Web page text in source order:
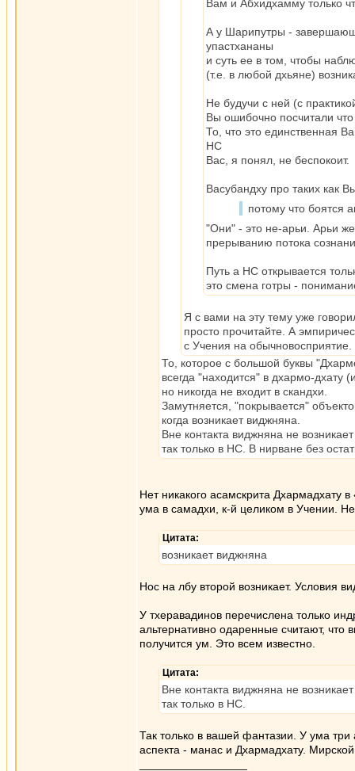
Вам и Абхидхамму только
А у Шарипутры -
упастхананы
и суть ее в том, чтобы
(т.е. в любой дхьяне)
Не будучи с ней (с
Вы ошибочно посчитали
То, что это единственная
НС
Вас, я понял, не беспокоит.
Васубандху про таких как
потому что боятся
"Они" - это не-арьи. Арьи
прерыванию потока
Путь а НС открывается
это смена готры -
Я с вами на эту тему уже
просто прочитайте. А
с Учения на обычновосприятие.
То, которое с большой буквы
всегда "находится" в дхармо-дхату
но никогда не входит в скандхи.
Замутняется, "покрывается"
когда возникает виджняна.
Вне контакта виджняна не
так только в НС. В нирване без
Нет никакого асамскрита Дхармадхату
ума в самадхи, к-й целиком в Учении.
Цитата:
возникает виджняна
Нос на лбу второй возникает. Условия
У тхеравадинов перечислена только
альтернативно одаренные считают, что
получится ум. Это всем известно.
Цитата:
Вне контакта виджняна не
так только в НС.
Так только в вашей фантазии. У ума
аспекта - манас и Дхармадхату.